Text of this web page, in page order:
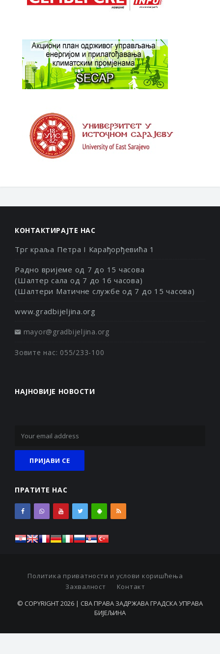
КОНТАКТИРАЈТЕ НАС
Трг краља Петра I Карађорђевића 1
Радно вријеме од 7 до 15 часова
(Шалтер сала од 7 до 16 часова)
(Шалтери Матичне службе од 7 до 15 часова)
www.gradbijeljina.org
mayor@gradbijeljina.org
Зовите нас: 055/233-100
НАЈНОВИЈЕ НОВОСТИ
ПРАТИТЕ НАС
Политика приватности и услови коришћења
Захвалност
Контакт
© COPYRIGHT 2026 | СВА ПРАВА ЗАДРЖАВА ГРАДСКА УПРАВА
БИЈЕЉИНА